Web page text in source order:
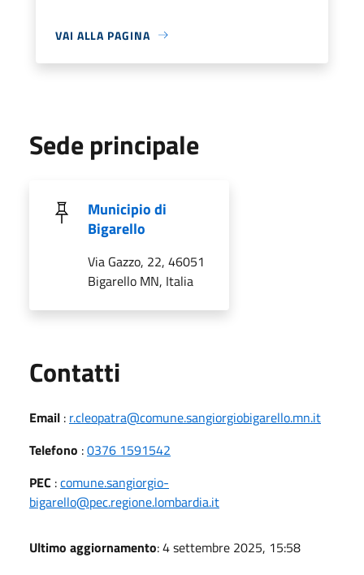
VAI ALLA PAGINA
Sede principale
Municipio di
Bigarello
Via Gazzo, 22, 46051
Bigarello MN, Italia
Contatti
Email : r.cleopatra@comune.sangiorgiobigarello.mn.it
Telefono :0376 1591542
PEC :comune.sangiorgio-
bigarello@pec.regione.lombardia.it
Ultimo aggiornamento: 4 settembre 2025, 15:58